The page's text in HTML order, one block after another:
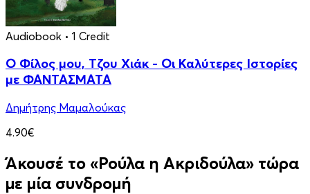
Audiobook • 1 Credit
Ο Φίλος μου, Τζου Χιάκ - Οι Καλύτερες Ιστορίες
με ΦΑΝΤΑΣΜΑΤΑ
Δημήτρης Μαμαλούκας
4.90€
Άκουσέ το «Ρούλα η Ακριδούλα» τώρα
με μία συνδρομή